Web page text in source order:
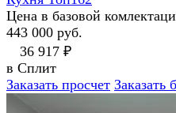
Цена в базовой
443 000 руб.
36 917 ₽
в Сплит
Заказать просчет Заказать